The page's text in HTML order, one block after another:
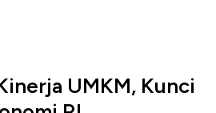
UMKM, Kunci